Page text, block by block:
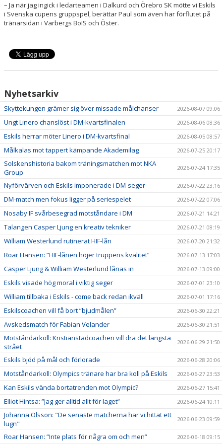
– Ja när jag ingick i ledarteamen i Dalkurd och Örebro SK mötte vi Eskils
i Svenska cupens gruppspel, berättar Paul som även har förflutet på
tränarsidan i Varbergs BoIS och Öster.
Nyhetsarkiv
Skyttekungen grämer sig över missade målchanser 2026-08-07 09:06
Ungt Linero chanslöst i DM-kvartsfinalen 2026-08-06 08:36
Eskils herrar möter Linero i DM-kvartsfinal 2026-08-05 08:57
Målkalas mot tappert kämpande Akademilag 2026-07-25 20:17
Solskenshistoria bakom träningsmatchen mot NKA
Group
2026-07-24 17:35
Nyförvärven och Eskils imponerade i DM-seger 2026-07-22 23:16
DM-match men fokus ligger på seriespelet 2026-07-22 07:06
Nosaby IF svårbesegrad motståndare i DM 2026-07-21 14:21
Talangen Casper Ljung en kreativ tekniker 2026-07-21 08:19
William Westerlund rutinerat HIF-lån 2026-07-20 21:32
Roar Hansen: ”HIF-lånen höjer truppens kvalitet” 2026-07-13 17:03
Casper Ljung & William Westerlund lånas in 2026-07-13 09:00
Eskils visade hög moral i viktig seger 2026-07-01 23:10
William tillbaka i Eskils - come back redan ikväll 2026-07-01 17:16
Eskilscoachen vill få bort ”bjudmålen” 2026-06-30 22:21
Avskedsmatch för Fabian Velander 2026-06-30 21:51
Motståndarkoll: Kristianstadcoachen vill dra det längsta
strået
2026-06-29 21:50
Eskils bjöd på mål och förlorade 2026-06-28 20:06
Motståndarkoll: Olympics tränare har bra koll på Eskils 2026-06-27 23:53
Kan Eskils vända bortatrenden mot Olympic? 2026-06-27 15:41
Elliot Hintsa: ”Jag ger alltid allt för laget” 2026-06-24 10:11
Johanna Olsson: "De senaste matcherna har vi hittat ett
lugn"
2026-06-23 09:59
Roar Hansen: ”Inte plats för några om och men” 2026-06-18 09:15